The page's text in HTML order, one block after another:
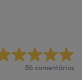
86 comentários